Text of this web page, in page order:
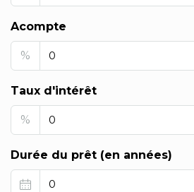
Acompte
%
Taux d'intérêt
%
Durée du prêt (en années)